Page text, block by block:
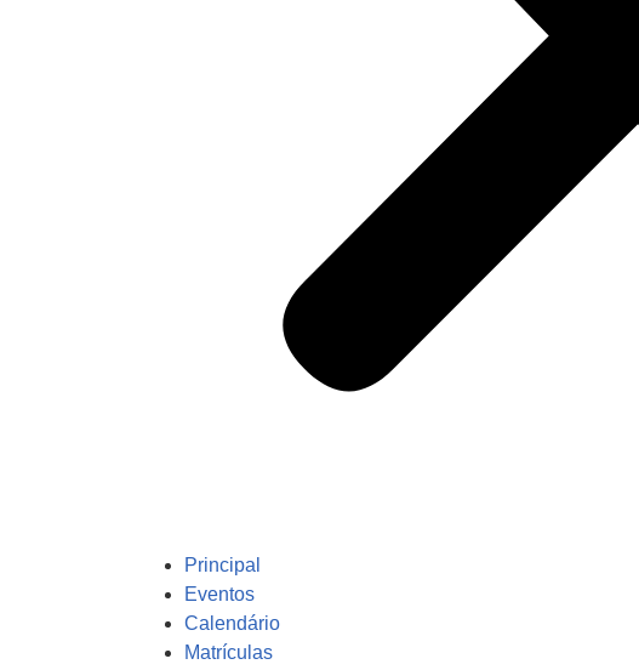
Principal
Eventos
Calendário
Matrículas